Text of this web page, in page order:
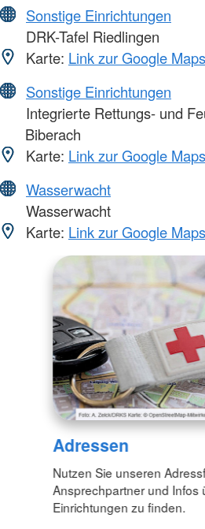
Sonstige Einrichtungen
DRK-Tafel Riedlingen
Karte: Link zur Google
Sonstige Einrichtungen
Integrierte Rettungs- und
Biberach
Karte: Link zur Google
Wasserwacht
Wasserwacht
Karte: Link zur Google
Adressen
Nutzen Sie unseren
Ansprechpartner und Infos
Einrichtungen zu finden.